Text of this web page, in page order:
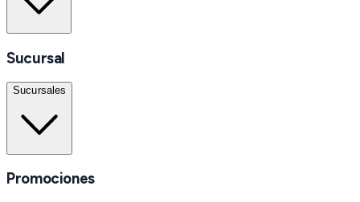
Sucursal
Sucursales
Promociones